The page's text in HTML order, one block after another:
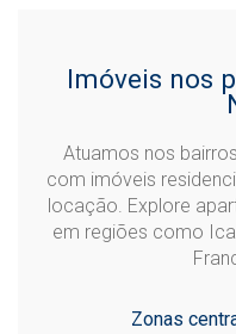
Imóveis nos
Atuamos nos
com imóveis
locação. Explore
em regiões como
Zonas